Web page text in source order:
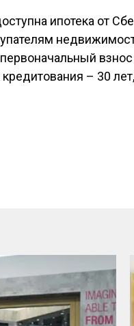
ипотека от
– 30